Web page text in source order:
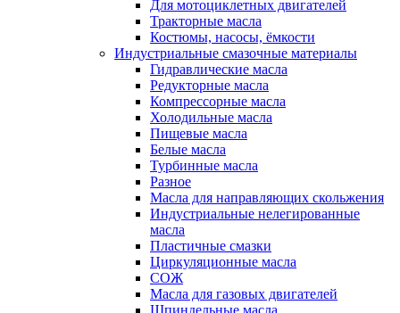
Для мотоциклетных двигателей
Тракторные масла
Костюмы, насосы, ёмкости
Индустриальные смазочные материалы
Гидравлические масла
Редукторные масла
Компрессорные масла
Холодильные масла
Пищевые масла
Белые масла
Турбинные масла
Разное
Масла для направляющих скольжения
Индустриальные нелегированные
масла
Пластичные смазки
Циркуляционные масла
СОЖ
Масла для газовых двигателей
Шпиндельные масла